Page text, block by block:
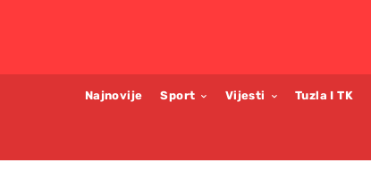
Najnovije Sport Vijesti Tuzla I TK